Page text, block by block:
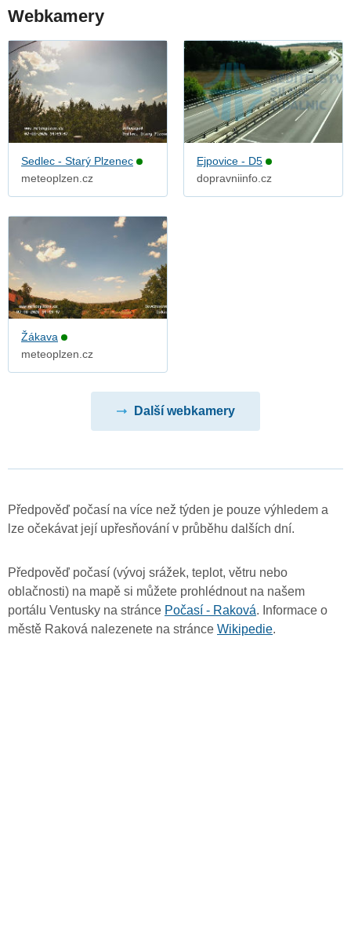
Webkamery
Sedlec - Starý Plzenec
meteoplzen.cz
Ejpovice - D5
dopravniinfo.cz
Žákava
meteoplzen.cz
Další webkamery
Předpověď počasí na více než týden je pouze výhledem a
lze očekávat její upřesňování v průběhu dalších dní.
Předpověď počasí (vývoj srážek, teplot, větru nebo
oblačnosti) na mapě si můžete prohlédnout na našem
portálu Ventusky na stránce Počasí - Raková. Informace o
městě Raková nalezenete na stránce Wikipedie.